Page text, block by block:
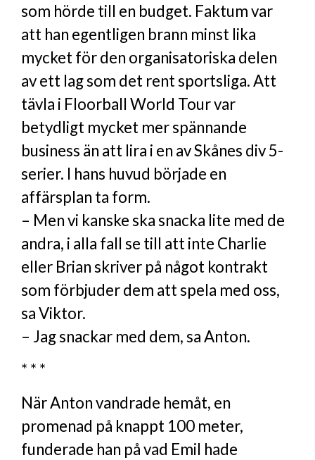
som hörde till en budget. Faktum var
att han egentligen brann minst lika
mycket för den organisatoriska delen
av ett lag som det rent sportsliga. Att
tävla i Floorball World Tour var
betydligt mycket mer spännande
business än att lira i en av Skånes div 5-
serier. I hans huvud började en
affärsplan ta form.
– Men vi kanske ska snacka lite med de
andra, i alla fall se till att inte Charlie
eller Brian skriver på något kontrakt
som förbjuder dem att spela med oss,
sa Viktor.
– Jag snackar med dem, sa Anton.
* * *
När Anton vandrade hemåt, en
promenad på knappt 100 meter,
funderade han på vad Emil hade